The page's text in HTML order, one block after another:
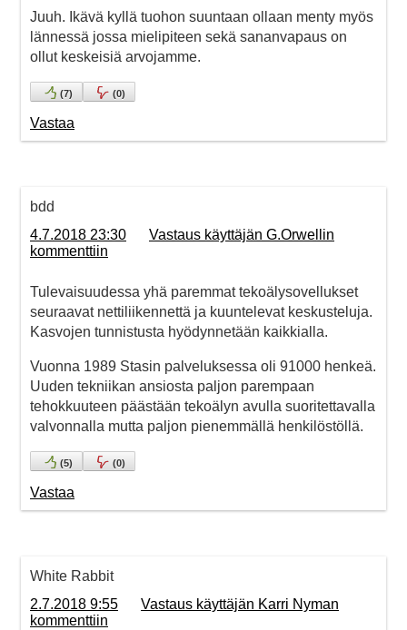
Juuh. Ikävä kyllä tuohon suuntaan ollaan menty myös
lännessä jossa mielipiteen sekä sananvapaus on
ollut keskeisiä arvojamme.
(7) (0)
Vastaa
bdd
4.7.2018 23:30
Vastaus käyttäjän G.Orwellin
kommenttiin
Tulevaisuudessa yhä paremmat tekoälysovellukset
seuraavat nettiliikennettä ja kuuntelevat keskusteluja.
Kasvojen tunnistusta hyödynnetään kaikkialla.
Vuonna 1989 Stasin palveluksessa oli 91000 henkeä.
Uuden tekniikan ansiosta paljon parempaan
tehokkuuteen päästään tekoälyn avulla suoritettavalla
valvonnalla mutta paljon pienemmällä henkilöstöllä.
(5) (0)
Vastaa
White Rabbit
2.7.2018 9:55
Vastaus käyttäjän Karri Nyman
kommenttiin